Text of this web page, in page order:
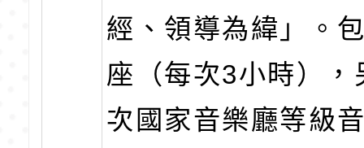
經、領導為緯」。
座（每次3小時），
次國家音樂廳等級